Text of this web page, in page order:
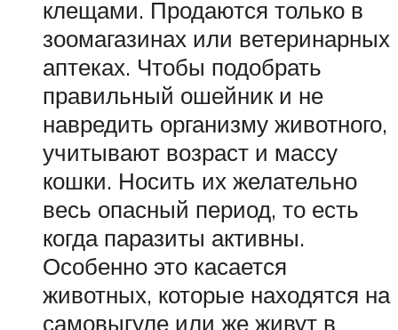
клещами. Продаются только в
зоомагазинах или ветеринарных
аптеках. Чтобы подобрать
правильный ошейник и не
навредить организму животного,
учитывают возраст и массу
кошки. Носить их желательно
весь опасный период, то есть
когда паразиты активны.
Особенно это касается
животных, которые находятся на
самовыгуле или же живут в